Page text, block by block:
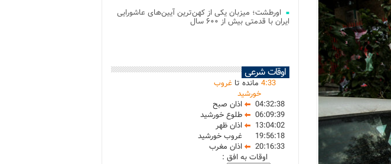
اورطشت؛ میزبان یکی از کهن‌ترین آیین‌های عاشورایی
ایران با قدمتی بیش از ۶۰۰ سال
اوقات شرعی
4:33 مانده تاغروب
خورشید
04:32:38
اذان صبح
06:09:39
طلوع خورشید
13:04:02
اذان ظهر
19:56:18
غروب خورشید
20:16:33
اذان مغرب
اوقات به افق :